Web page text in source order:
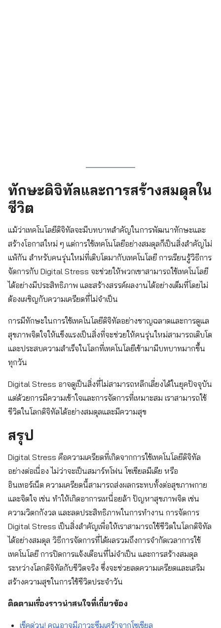
ทักษะดิจิทัลและการสร้างสมดุลใน
ชีวิต
แม้ว่าเทคโนโลยีดิจิทัลจะมีบทบาทสำคัญในการพัฒนาทักษะและ
สร้างโอกาสใหม่ ๆ แต่การใช้เทคโนโลยีอย่างสมดุลก็เป็นสิ่งสำคัญไม่
แพ้กัน สำหรับคนรุ่นใหม่ที่เติบโตมากับเทคโนโลยี การเรียนรู้วิธีการ
จัดการกับ Digital Stress จะช่วยให้พวกเขาสามารถใช้เทคโนโลยี
ได้อย่างมีประสิทธิภาพ และสร้างสรรค์ผลงานได้อย่างเต็มที่โดยไม่
ต้องเผชิญกับความเครียดที่ไม่จำเป็น
การมีทักษะในการใช้เทคโนโลยีดิจิทัลอย่างชาญฉลาดและการดูแล
สุขภาพจิตใจให้แข็งแรงเป็นสิ่งที่จะช่วยให้คนรุ่นใหม่สามารถเติบโต
และประสบความสำเร็จในโลกที่เทคโนโลยีเข้ามามีบทบาทมากขึ้น
ทุกวัน
Digital Stress อาจดูเป็นสิ่งที่ไม่สามารถหลีกเลี่ยงได้ในยุคปัจจุบัน
แต่ด้วยการมีความเข้าใจและการจัดการที่เหมาะสม เราสามารถใช้
ชีวิตในโลกดิจิทัลได้อย่างสมดุลและมีความสุข
สรุป
Digital Stress คือความเครียดที่เกิดจากการใช้เทคโนโลยีดิจิทัล
อย่างต่อเนื่อง ไม่ว่าจะเป็นสมาร์ทโฟน โซเชียลมีเดีย หรือ
อินเทอร์เน็ต ความเครียดนี้สามารถส่งผลกระทบทั้งต่อสุขภาพกาย
และจิตใจ เช่น ทำให้เกิดอาการเหนื่อยล้า ปัญหาสุขภาพจิต เช่น
ความวิตกกังวล และลดประสิทธิภาพในการทำงาน การจัดการ
Digital Stress เป็นสิ่งสำคัญเพื่อให้เราสามารถใช้ชีวิตในโลกดิจิทัล
ได้อย่างสมดุล วิธีการจัดการที่ได้ผลรวมถึงการจำกัดเวลาการใช้
เทคโนโลยี การปิดการแจ้งเตือนที่ไม่จำเป็น และการสร้างสมดุล
ระหว่างโลกดิจิทัลกับชีวิตจริง ซึ่งจะช่วยลดความเครียดและเสริม
สร้างความสุขในการใช้ชีวิตประจำวัน
ติดตามเรื่องราวน่าสนใจที่เกี่ยวข้อง
เช็คด่วน! คุณอาจมีภาวะซึมเศร้าจากโซเชียล